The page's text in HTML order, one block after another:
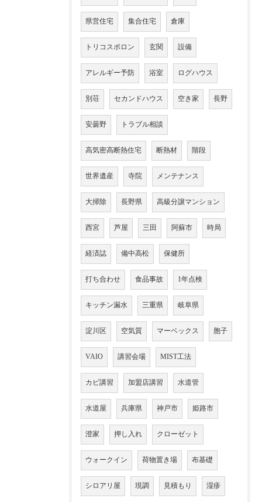
県営住宅 集合住宅 倉庫
トリコスポロン 玄関 設備
アレルギー予防 浴室 ログハウス
別荘 セカンドハウス 空き家 長野
安曇野 トラブル相談
高気密高断熱住宅 断熱材 階段
世界遺産 寺院 メンテナンス
大掃除 長野県 高級分譲マンション
西宮 芦屋 三田 阿蘇市 時局
経済誌 備中高松 保健所
打ち合わせ 食品事故 1年点検
キッチン漏水 三重県 岐阜県
淀川区 空気質 マーベックス 胞子
VAIO 講習会場 MIST工法
カビ講習 加盟店講習 水道管
水道屋 兵庫県 神戸市 姫路市
澄家 押し入れ クローゼット
ウォークイン 荷物置き場 布基礎
シロアリ屋 現調 見積もり 湿疹